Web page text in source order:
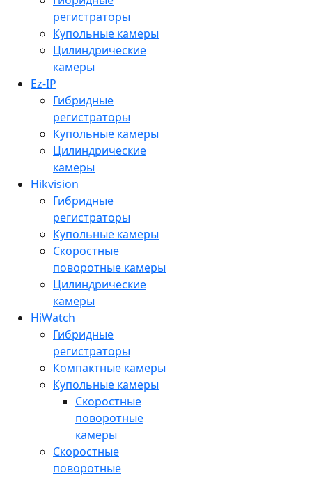
регистраторы
Купольные камеры
Цилиндрические
камеры
Ez-IP
Гибридные
регистраторы
Купольные камеры
Цилиндрические
камеры
Hikvision
Гибридные
регистраторы
Купольные камеры
Скоростные
поворотные камеры
Цилиндрические
камеры
HiWatch
Гибридные
регистраторы
Компактные камеры
Купольные камеры
Скоростные
поворотные
камеры
Скоростные
поворотные